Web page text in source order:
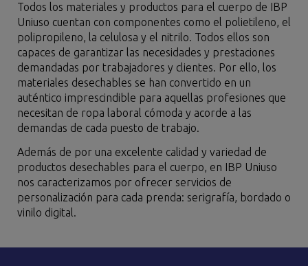
Todos los materiales y productos para el cuerpo de IBP
Uniuso cuentan con componentes como el polietileno, el
polipropileno, la celulosa y el nitrilo. Todos ellos son
capaces de garantizar las necesidades y prestaciones
demandadas por trabajadores y clientes. Por ello, los
materiales desechables se han convertido en un
auténtico imprescindible para aquellas profesiones que
necesitan de ropa laboral cómoda y acorde a las
demandas de cada puesto de trabajo.
Además de por una excelente calidad y variedad de
productos desechables para el cuerpo, en IBP Uniuso
nos caracterizamos por ofrecer servicios de
personalización para cada prenda: serigrafía, bordado o
vinilo digital.